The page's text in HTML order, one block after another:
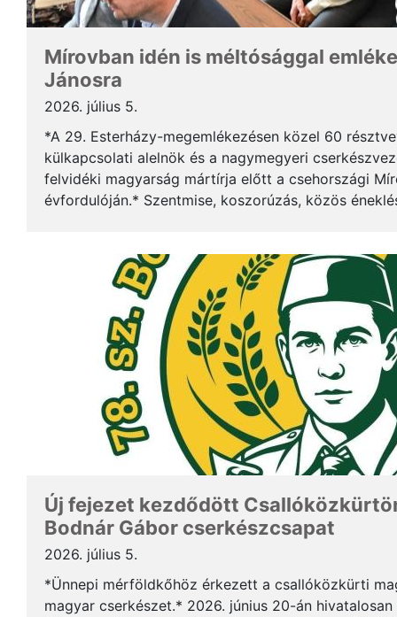
Mírovban idén is méltósággal
Jánosra
2026. július 5.
*A 29. Esterházy-megemlékezésen közel 60
külkapcsolati alelnök és a nagymegyeri
felvidéki magyarság mártírja előtt a csehországi
évfordulóján.* Szentmise, koszorúzás, közös
Új fejezet kezdődött
Bodnár Gábor cserkészcsapat
2026. július 5.
*Ünnepi mérföldkőhöz érkezett a csallóközkürti
magyar cserkészet.* 2026. június 20-án